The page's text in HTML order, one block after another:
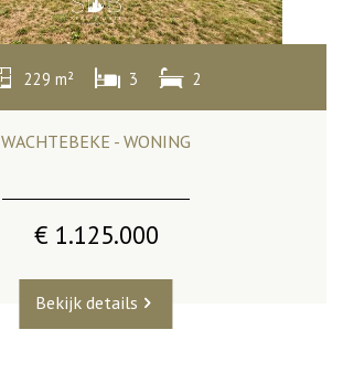
229 m² 3 2
WACHTEBEKE - WONING
€ 1.125.000
Bekijk details